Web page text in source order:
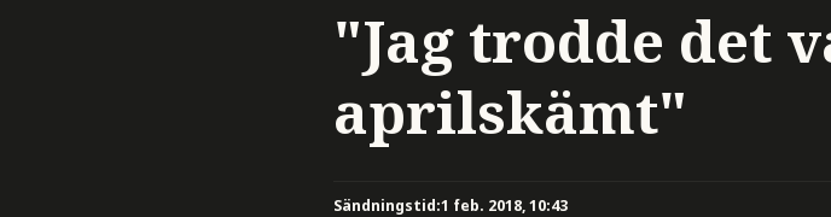
"Jag trodde det
aprilskämt"
Sändningstid:1 feb. 2018, 10:43